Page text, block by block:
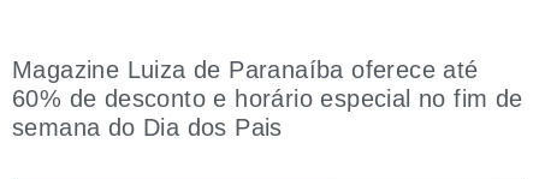
Magazine Luiza de Paranaíba oferece até
60% de desconto e horário especial no fim de
semana do Dia dos Pais